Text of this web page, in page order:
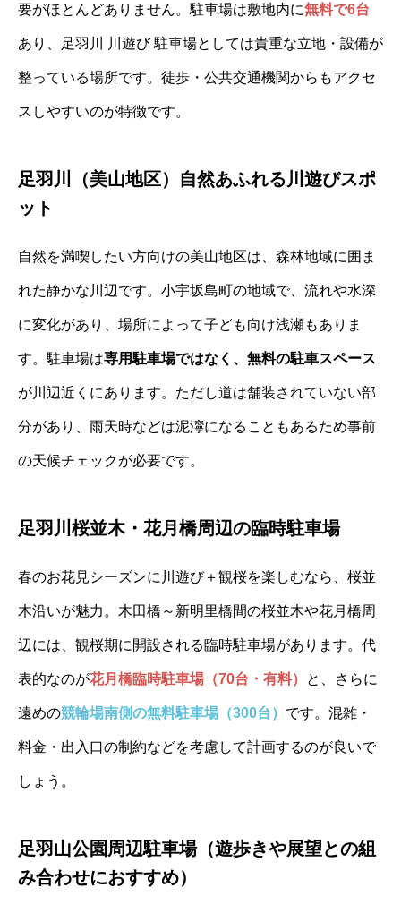
要がほとんどありません。駐車場は敷地内に無料で6台
あり、足羽川 川遊び 駐車場としては貴重な立地・設備が
整っている場所です。徒歩・公共交通機関からもアクセ
スしやすいのが特徴です。
足羽川（美山地区）自然あふれる川遊びスポ
ット
自然を満喫したい方向けの美山地区は、森林地域に囲ま
れた静かな川辺です。小宇坂島町の地域で、流れや水深
に変化があり、場所によって子ども向け浅瀬もありま
す。駐車場は専用駐車場ではなく、無料の駐車スペース
が川辺近くにあります。ただし道は舗装されていない部
分があり、雨天時などは泥濘になることもあるため事前
の天候チェックが必要です。
足羽川桜並木・花月橋周辺の臨時駐車場
春のお花見シーズンに川遊び＋観桜を楽しむなら、桜並
木沿いが魅力。木田橋～新明里橋間の桜並木や花月橋周
辺には、観桜期に開設される臨時駐車場があります。代
表的なのが花月橋臨時駐車場（70台・有料） と、さらに
遠めの競輪場南側の無料駐車場（300台） です。混雑・
料金・出入口の制約などを考慮して計画するのが良いで
しょう。
足羽山公園周辺駐車場（遊歩きや展望との組
み合わせにおすすめ）